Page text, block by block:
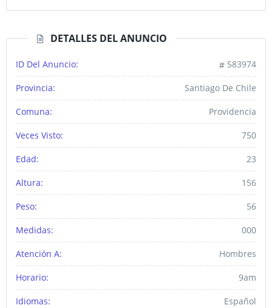
DETALLES DEL ANUNCIO
ID Del Anuncio: 583974
Provincia: Santiago De Chile
Comuna: Providencia
Veces Visto: 750
Edad: 23
Altura: 156
Peso: 56
Medidas: 000
Atención A: Hombres
Horario: 9am
Idiomas: Español